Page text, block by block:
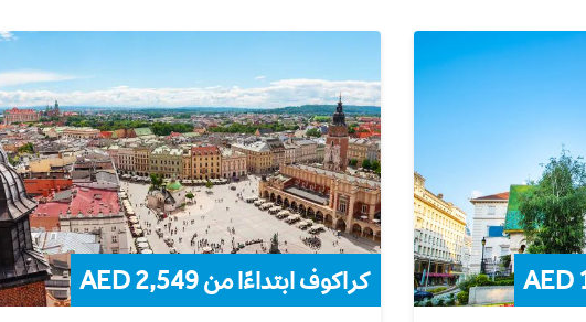
كراكوف ابتداءًا من 2,549 AED